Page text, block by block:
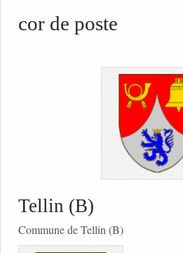
cor de poste
Tellin (B)
Commune de Tellin (B)